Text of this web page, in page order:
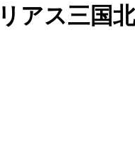
アス三国北